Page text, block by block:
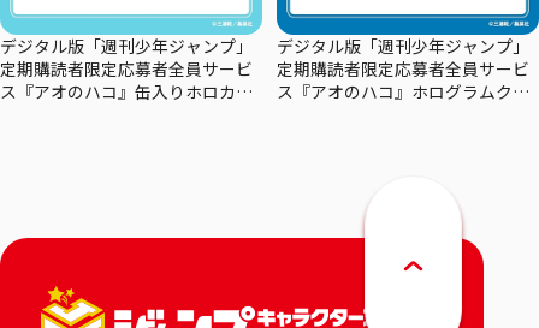
デジタル版「週刊少年ジャンプ」
定期購読者限定応募者全員サービ
ス『アオのハコ』缶入りホロカー
デジタル版「週刊少年ジャンプ」
定期購読者限定応募者全員サービ
ス『アオのハコ』ホログラムクリ